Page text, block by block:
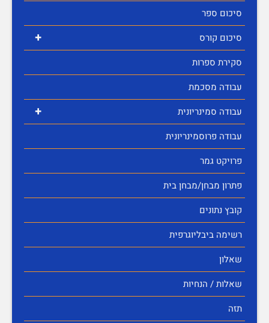
סיכום ספר
+
סיכום קורס
סקירת ספרות
עבודה מסכמת
+
עבודה סמינריונית
עבודה פרוסמינריונית
פרויקט גמר
פתרון מבחן/מבחן בית
קובץ נתונים
רשימה ביבליוגרפית
שאלון
שאלות / הנחיות
תזה